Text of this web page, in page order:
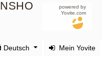
powered by
Yovite.com
Mein Yovite
Deutsch